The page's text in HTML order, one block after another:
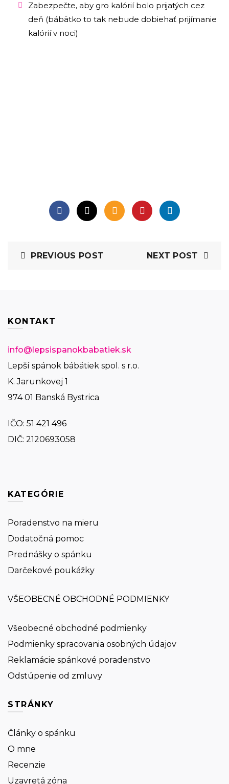
Zabezpečte, aby gro kalórií bolo prijatých cez
deň (bábätko to tak nebude dobiehať prijímanie
kalórií v noci)
PREVIOUS POST NEXT POST
KONTAKT
info@lepsispanokbabatiek.sk
Lepší spánok bábätiek spol. s r.o.
K. Jarunkovej 1
974 01 Banská Bystrica
IČO: 51 421 496
DIČ: 2120693058
KATEGÓRIE
Poradenstvo na mieru
Dodatočná pomoc
Prednášky o spánku
Darčekové poukážky
VŠEOBECNÉ OBCHODNÉ PODMIENKY
Všeobecné obchodné podmienky
Podmienky spracovania osobných údajov
Reklamácie spánkové poradenstvo
Odstúpenie od zmluvy
STRÁNKY
Články o spánku
O mne
Recenzie
Uzavretá zóna